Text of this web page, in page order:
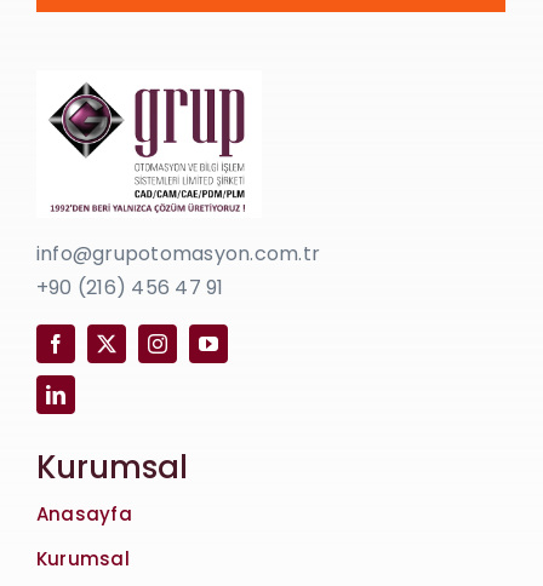
info@grupotomasyon.com.tr
+90 (216) 456 47 91
Kurumsal
Anasayfa
Kurumsal